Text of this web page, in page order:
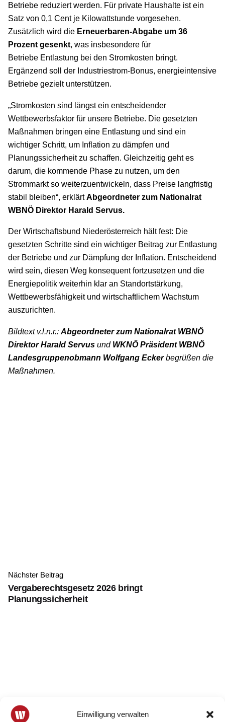
Einwilligung verwalten
Betriebe reduziert werden. Für private Haushalte ist ein
Satz von 0,1 Cent je Kilowattstunde vorgesehen.
Zusätzlich wird die Erneuerbaren-Abgabe um 36
Prozent gesenkt, was insbesondere für
Betriebe Entlastung bei den Stromkosten bringt.
Ergänzend soll der Industriestrom-Bonus, energieintensive
Betriebe gezielt unterstützen.
„Stromkosten sind längst ein entscheidender
Wettbewerbsfaktor für unsere Betriebe. Die gesetzten
Maßnahmen bringen eine Entlastung und sind ein
wichtiger Schritt, um Inflation zu dämpfen und
Planungssicherheit zu schaffen. Gleichzeitig geht es
darum, die kommende Phase zu nutzen, um den
Strommarkt so weiterzuentwickeln, dass Preise langfristig
stabil bleiben“, erklärtAbgeordneter zum Nationalrat
WBNÖ Direktor Harald Servus.
Der Wirtschaftsbund Niederösterreich hält fest: Die
gesetzten Schritte sind ein wichtiger Beitrag zur Entlastung
der Betriebe und zur Dämpfung der Inflation. Entscheidend
wird sein, diesen Weg konsequent fortzusetzen und die
Energiepolitik weiterhin klar an Standortstärkung,
Wettbewerbsfähigkeit und wirtschaftlichem Wachstum
auszurichten.
Bildtext v.l.n.r.: Abgeordneter zum Nationalrat WBNÖ
Direktor Harald Servus und WKNÖ Präsident WBNÖ
Landesgruppenobmann Wolfgang Eckerbegrüßen die
Maßnahmen.
Nächster Beitrag
Vergaberechtsgesetz 2026 bringt
Planungssicherheit